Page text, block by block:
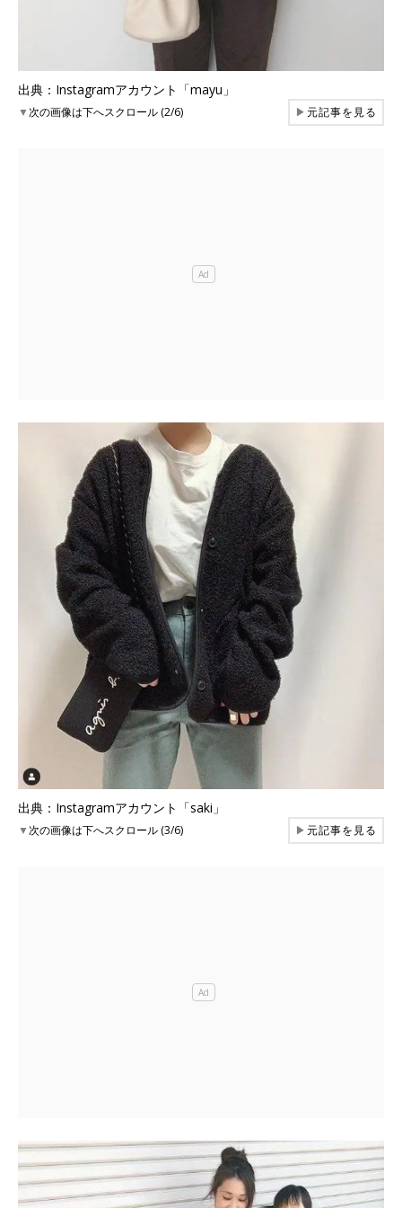
出典：Instagramアカウント「mayu」
▼次の画像は下へスクロール (2/6) ▶元記事を見る
出典：Instagramアカウント「saki」
▼次の画像は下へスクロール (3/6) ▶元記事を見る